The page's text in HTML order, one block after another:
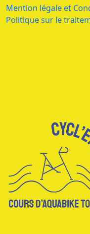
Mention légale et
Politique sur le